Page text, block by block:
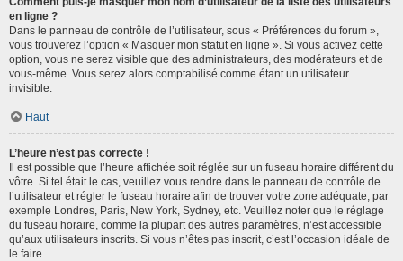
en ligne ?
Dans le panneau de contrôle de l’utilisateur, sous « Préférences du forum »,
vous trouverez l’option « Masquer mon statut en ligne ». Si vous activez cette
option, vous ne serez visible que des administrateurs, des modérateurs et de
vous-même. Vous serez alors comptabilisé comme étant un utilisateur
invisible.
Haut
L’heure n’est pas correcte !
Il est possible que l’heure affichée soit réglée sur un fuseau horaire différent du
vôtre. Si tel était le cas, veuillez vous rendre dans le panneau de contrôle de
l’utilisateur et régler le fuseau horaire afin de trouver votre zone adéquate, par
exemple Londres, Paris, New York, Sydney, etc. Veuillez noter que le réglage
du fuseau horaire, comme la plupart des autres paramètres, n’est accessible
qu’aux utilisateurs inscrits. Si vous n’êtes pas inscrit, c’est l’occasion idéale de
le faire.